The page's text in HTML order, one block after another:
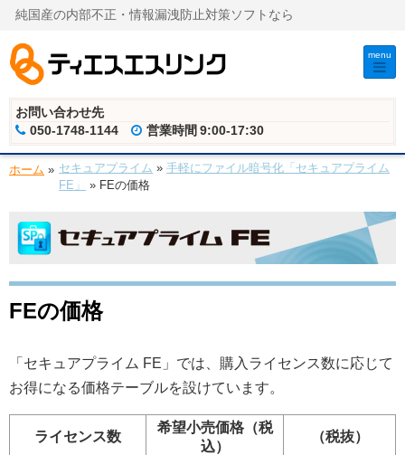
純国産の内部不正・情報漏洩防止対策ソフトなら
お問い合わせ先
050-1748-1144
営業時間 9:00-17:30
menu
ホーム » セキュアプライム »手軽にファイル暗号化「セキュアプライム
FE」
» FEの価格
FEの価格
「セキュアプライム FE」では、購入ライセンス数に応じて
お得になる価格テーブルを設けています。
ライセンス数
希望小売価格（税
込）
（税抜）